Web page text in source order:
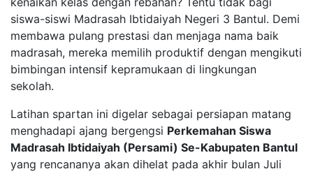
siswa-siswi Madrasah Ibtidaiyah Negeri 3 Bantul. Demi
membawa pulang prestasi dan menjaga nama baik
madrasah, mereka memilih produktif dengan mengikuti
bimbingan intensif kepramukaan di lingkungan
sekolah.
​Latihan spartan ini digelar sebagai persiapan matang
menghadapi ajang bergengsi Perkemahan Siswa
Madrasah Ibtidaiyah (Persami) Se-Kabupaten Bantul
yang rencananya akan dihelat pada akhir bulan Juli